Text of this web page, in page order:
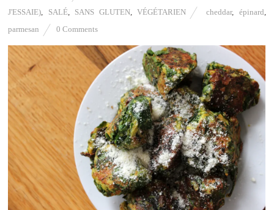
J'ESSAIE)
SALÉ, SANS GLUTEN ,VÉGÉTARIEN cheddar, épinard
parmesan
0 Comments